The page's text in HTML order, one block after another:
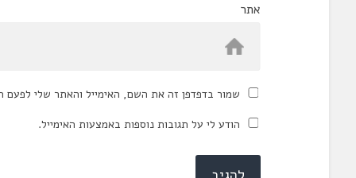
אתר
שמור בדפדפן זה את השם, האימייל והאתר שלי לפעם
הודע לי על תגובות נוספות באמצעות האימייל.